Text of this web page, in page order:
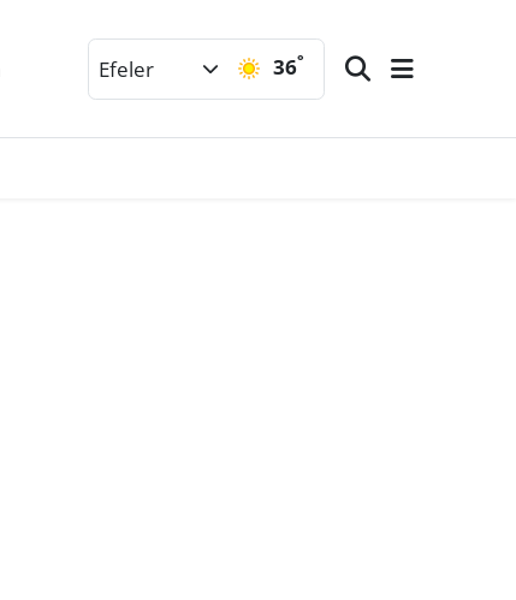
Efeler 36°